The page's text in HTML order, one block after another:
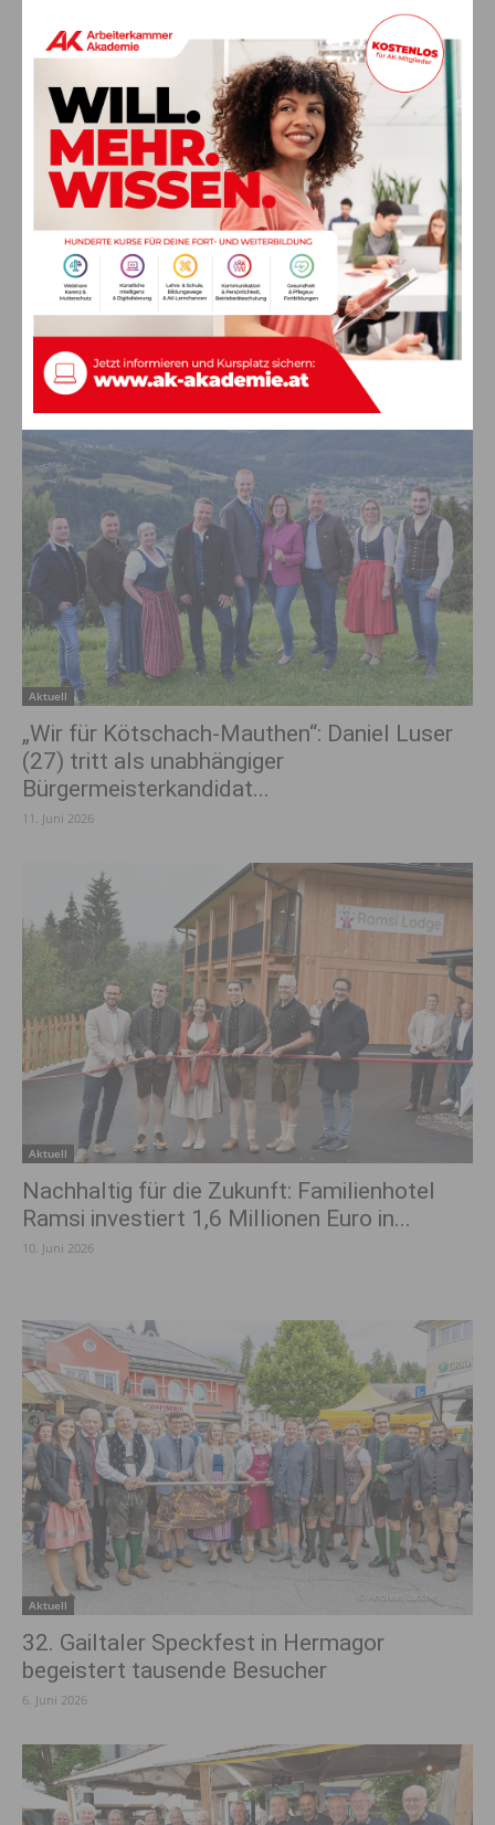
Buntes ALSOLE-Sommerfest zum 20-Jahr-
Jubiläum in Dellach/Gail
12. Juni 2026
Aktuell
„Wir für Kötschach-Mauthen“: Daniel Luser
(27) tritt als unabhängiger
Bürgermeisterkandidat...
11. Juni 2026
Aktuell
Nachhaltig für die Zukunft: Familienhotel
Ramsi investiert 1,6 Millionen Euro in...
10. Juni 2026
Aktuell
32. Gailtaler Speckfest in Hermagor
begeistert tausende Besucher
6. Juni 2026